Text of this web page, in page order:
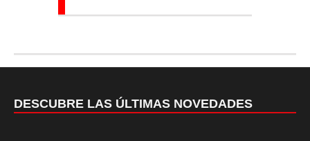
DESCUBRE LAS ÚLTIMAS NOVEDADES